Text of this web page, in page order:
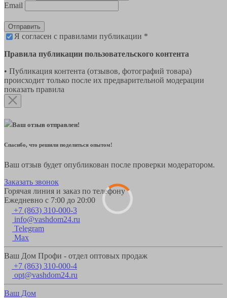
Email
Отправить
Я согласен с правилами публикации *
Правила публикации пользовательского контента
• Публикация контента (отзывов, фотографий товара)
происходит только после их предварительной модерации
показать правила
Ваш отзыв отправлен!
Спасибо, что решили поделиться опытом!
Ваш отзыв будет опубликован после проверки модератором.
Заказать звонок
Горячая линия и заказ по телефону
Ежедневно с 7:00 до 20:00
+7 (863) 310-000-3
info@vashdom24.ru
Telegram
Max
Ваш Дом Профи - отдел оптовых продаж
+7 (863) 310-000-4
opt@vashdom24.ru
Ваш Дом